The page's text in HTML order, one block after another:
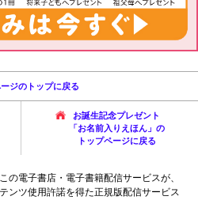
ジのトップに戻る
お誕生記念プレゼント
「お名前入りえほん」の
トップページに戻る
の電子書店・電子書籍配信サービスが、
ンツ使用許諾を得た正規版配信サービス